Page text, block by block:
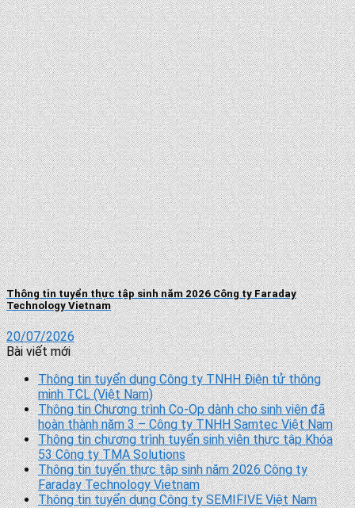
Thông tin tuyển thực tập sinh năm 2026 Công ty Faraday
Technology Vietnam
20/07/2026
Bài viết mới
Thông tin tuyển dụng Công ty TNHH Điện tử thông
minh TCL (Việt Nam)
Thông tin Chương trình Co-Op dành cho sinh viên đã
hoàn thành năm 3 – Công ty TNHH Samtec Việt Nam
Thông tin chương trình tuyển sinh viên thực tập Khóa
53 Công ty TMA Solutions
Thông tin tuyển thực tập sinh năm 2026 Công ty
Faraday Technology Vietnam
Thông tin tuyển dụng Công ty SEMIFIVE Việt Nam